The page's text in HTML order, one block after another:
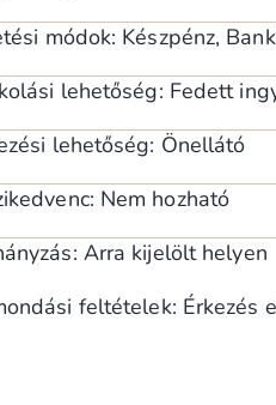
módok: Készpénz,
lehetőség: Fedett
lehetőség: Önellátó
Nem hozható
Arra kijelölt helyen
feltételek: Érkezés